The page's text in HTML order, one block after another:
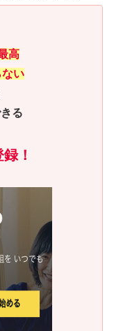
高
ない
る
！